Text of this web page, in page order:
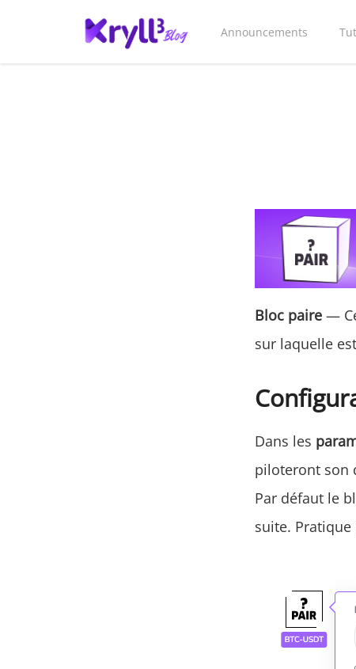
Announcements
Bloc paire —
sur laquelle
Dans les
piloteront son
Par défaut le
suite.